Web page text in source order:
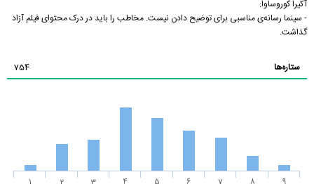
آکیرا کوروساوا:
- سینما رسانه‌ی مناسبی برای توضیح دادن نیست. مخاطب را باید در درک محتوای فیلم آزاد
گذاشت.
ستاره‌ها 754